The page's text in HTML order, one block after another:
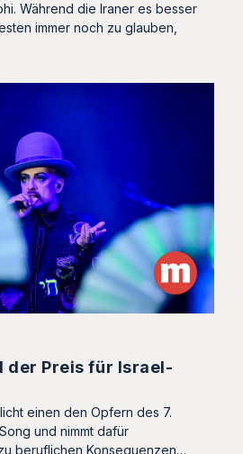
Während die Iraner es besser
immer noch zu glauben,
der Preis für Israel-
einen den Opfern des 7.
und nimmt dafür
beruflichen Konsequenzen…